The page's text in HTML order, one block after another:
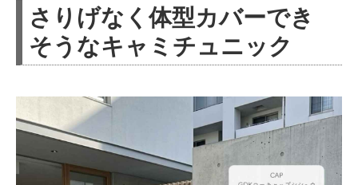
さりげなく体型カバーでき
そうなキャミチュニック